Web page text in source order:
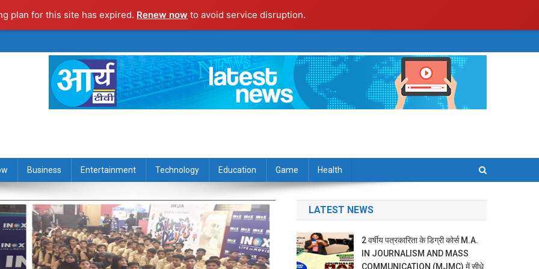
plan for this site has expired. Renew now to avoid service disruption.
Business Entertainment Technology Education Game Health
LATEST NEWS
2 वर्षीय पत्रकारिता के डिग्री कोर्स M.A.
IN JOURNALISM AND MASS
COMMUNICATION (MJMC) में सीधे